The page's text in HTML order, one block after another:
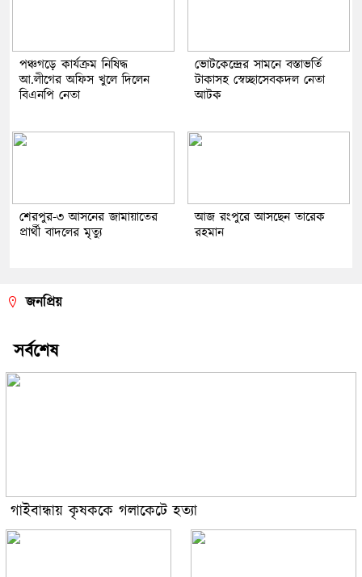
পঞ্চগড়ে কার্যক্রম নিষিদ্ধ
আ.লীগের অফিস খুলে দিলেন
বিএনপি নেতা
ভোটকেন্দ্রের সামনে বস্তাভর্তি
টাকাসহ স্বেচ্ছাসেবকদল নেতা
আটক
শেরপুর-৩ আসনের জামায়াতের
প্রার্থী বাদলের মৃত্যু
আজ রংপুরে আসছেন তারেক
রহমান
জনপ্রিয়
সর্বশেষ
গাইবান্ধায় কৃষককে গলাকেটে হত্যা